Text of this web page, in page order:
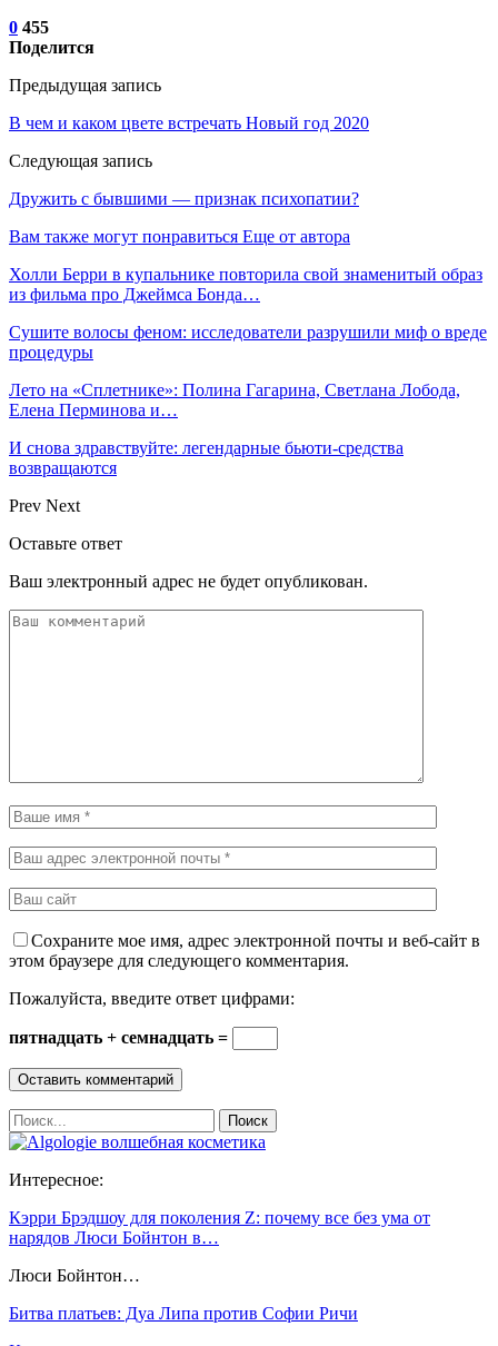
0 455
Поделится
Предыдущая запись
В чем и каком цвете встречать Новый год 2020
Следующая запись
Дружить с бывшими — признак психопатии?
Вам также могут понравиться Еще от автора
Холли Берри в купальнике повторила свой знаменитый образ
из фильма про Джеймса Бонда…
Сушите волосы феном: исследователи разрушили миф о вреде
процедуры
Лето на «Сплетнике»: Полина Гагарина, Светлана Лобода,
Елена Перминова и…
И снова здравствуйте: легендарные бьюти-средства
возвращаются
Prev Next
Оставьте ответ
Ваш электронный адрес не будет опубликован.
Сохраните мое имя, адрес электронной почты и веб-сайт в
этом браузере для следующего комментария.
Пожалуйста, введите ответ цифрами:
пятнадцать + семнадцать =
Интересное:
Кэрри Брэдшоу для поколения Z: почему все без ума от
нарядов Люси Бойнтон в…
Люси Бойнтон…
Битва платьев: Дуа Липа против Софии Ричи